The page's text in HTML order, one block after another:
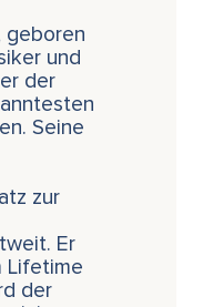
geboren
und
der
Seine
zur
Er
Lifetime
der